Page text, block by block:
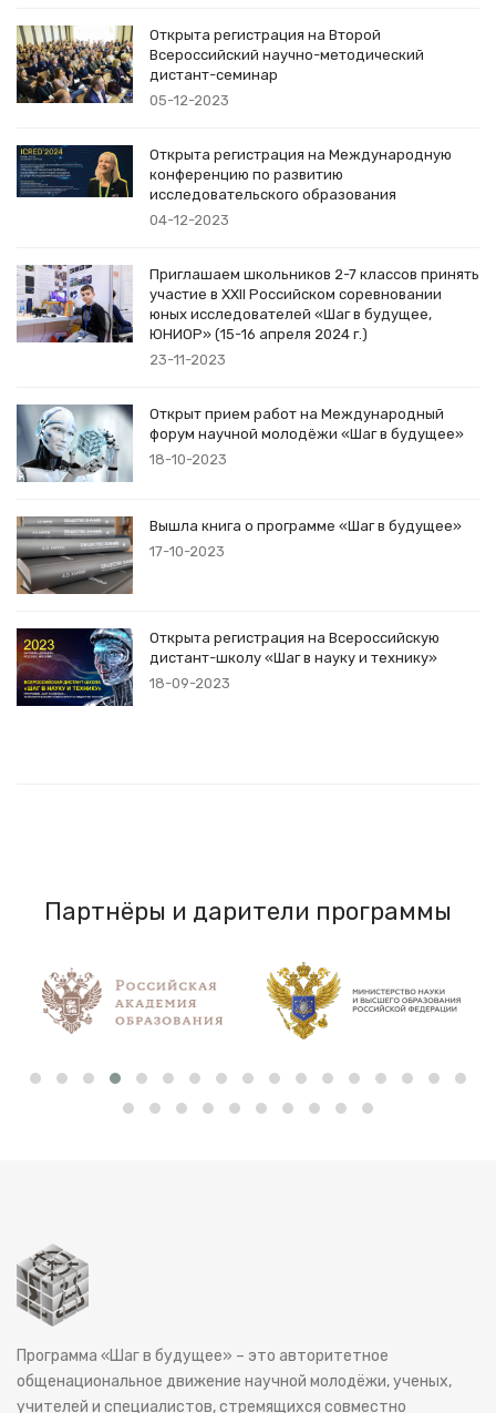
Открыта регистрация на Второй
Всероссийский научно-методический
дистант-семинар
05-12-2023
Открыта регистрация на Международную
конференцию по развитию
исследовательского образования
04-12-2023
Приглашаем школьников 2-7 классов принять
участие в XXII Российском соревновании
юных исследователей «Шаг в будущее,
ЮНИОР» (15-16 апреля 2024 г.)
23-11-2023
Открыт прием работ на Международный
форум научной молодёжи «Шаг в будущее»
18-10-2023
Вышла книга о программе «Шаг в будущее»
17-10-2023
Открыта регистрация на Всероссийскую
дистант-школу «Шаг в науку и технику»
18-09-2023
Партнёры и дарители программы
Программа «Шаг в будущее» – это авторитетное
общенациональное движение научной молодёжи, ученых,
учителей и специалистов, стремящихся совместно